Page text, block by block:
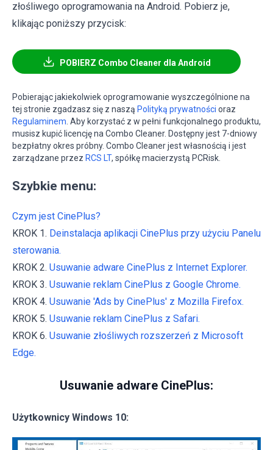
złośliwego oprogramowania na Android. Pobierz je,
klikając poniższy przycisk:
POBIERZ Combo Cleaner dla Android
Pobierając jakiekolwiek oprogramowanie wyszczególnione na
tej stronie zgadzasz się z naszą Polityką prywatności oraz
Regulaminem . Aby korzystać z w pełni funkcjonalnego produktu,
musisz kupić licencję na Combo Cleaner. Dostępny jest 7-dniowy
bezpłatny okres próbny. Combo Cleaner jest własnością i jest
zarządzane przez RCS LT, spółkę macierzystą PCRisk.
Szybkie menu:
Czym jest CinePlus?
KROK 1. Deinstalacja aplikacji CinePlus przy użyciu Panelu
sterowania.
KROK 2. Usuwanie adware CinePlus z Internet Explorer.
KROK 3. Usuwanie reklam CinePlus z Google Chrome.
KROK 4. Usuwanie 'Ads by CinePlus' z Mozilla Firefox.
KROK 5. Usuwanie reklam CinePlus z Safari.
KROK 6. Usuwanie złośliwych rozszerzeń z Microsoft
Edge.
Usuwanie adware CinePlus:
Użytkownicy Windows 10: